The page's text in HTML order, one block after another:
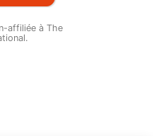
affiliée à The